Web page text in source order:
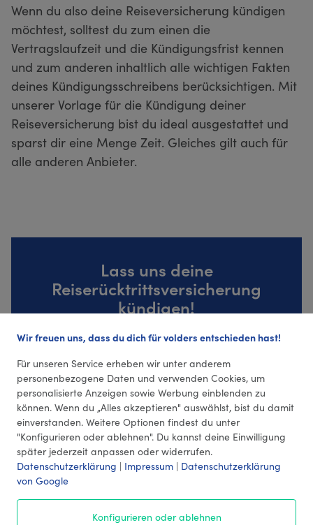
Wenn du also deine Reiseversicherung kündigen
möchtest, solltest du zum einen die
Vertragslaufzeit und die Kündigungsfrist kennen
und zum anderen inhaltlich alle wichtigen Fakten
deines Kündigungsschreibens berücksichtigen. Mit
unserer Vorlage für die Kündigung deiner
Reiseversicherung bist du ideal ausgestattet und
sparst dir eine Menge Zeit. Gleiches gilt auch für
alle anderen Anbieter.
Lass uns deine
Reiserücktrittsversicherung
kündigen!
Wir freuen uns, dass du dich für volders entschieden hast!
Für unseren Service erheben wir unter anderem
personenbezogene Daten und verwenden Cookies, um
personalisierte Anzeigen sowie Werbung einblenden zu
können. Wenn du „Alles akzeptieren" auswählst, bist du damit
einverstanden. Weitere Optionen findest du unter
"Konfigurieren oder ablehnen". Du kannst deine Einwilligung
später jederzeit anpassen oder widerrufen.
Datenschutzerklärung | Impressum | Datenschutzerklärung
von Google
Konfigurieren oder ablehnen